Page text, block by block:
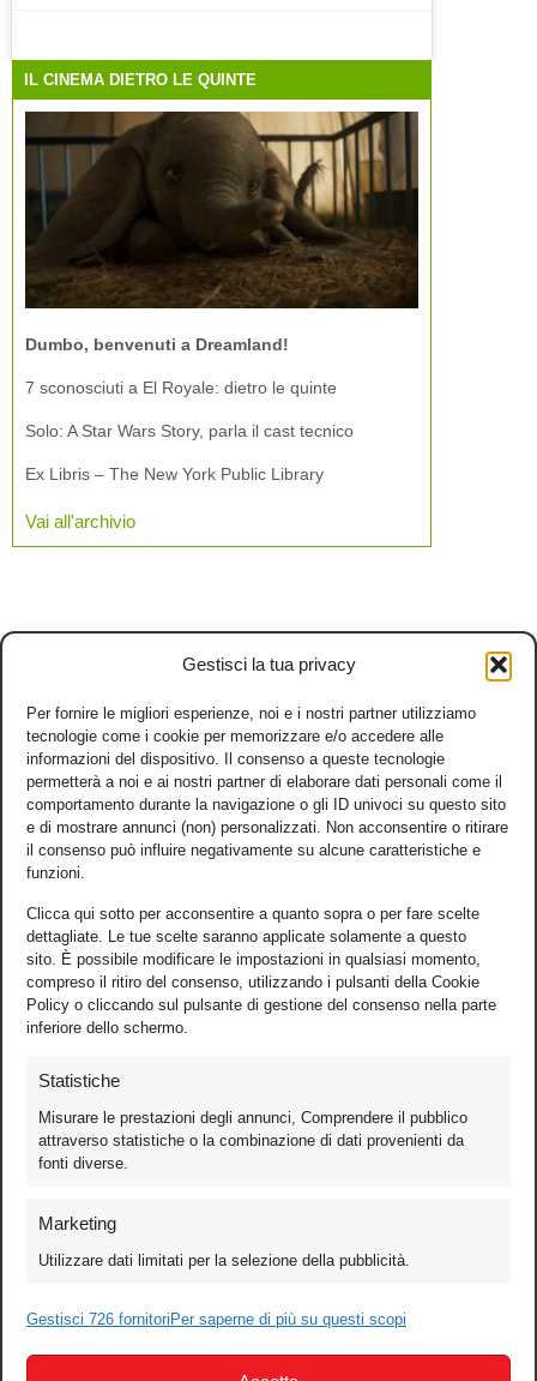
Gestisci la tua privacy
Per fornire le migliori esperienze, noi e i nostri partner utilizziamo
tecnologie come i cookie per memorizzare e/o accedere alle
informazioni del dispositivo. Il consenso a queste tecnologie
permetterà a noi e ai nostri partner di elaborare dati personali come il
comportamento durante la navigazione o gli ID univoci su questo sito
e di mostrare annunci (non) personalizzati. Non acconsentire o ritirare
il consenso può influire negativamente su alcune caratteristiche e
funzioni.
Clicca qui sotto per acconsentire a quanto sopra o per fare scelte
dettagliate. Le tue scelte saranno applicate solamente a questo
sito. È possibile modificare le impostazioni in qualsiasi momento,
compreso il ritiro del consenso, utilizzando i pulsanti della Cookie
Policy o cliccando sul pulsante di gestione del consenso nella parte
inferiore dello schermo.
Statistiche
Misurare le prestazioni degli annunci, Comprendere il pubblico
attraverso statistiche o la combinazione di dati provenienti da
fonti diverse.
Marketing
Utilizzare dati limitati per la selezione della pubblicità.
Gestisci 726 fornitori Per saperne di più su questi scopi
IL CINEMA DIETRO LE QUINTE
Dumbo, benvenuti a Dreamland!
7 sconosciuti a El Royale: dietro le quinte
Solo: A Star Wars Story, parla il cast tecnico
Ex Libris – The New York Public Library
Vai all'archivio
Games
Test